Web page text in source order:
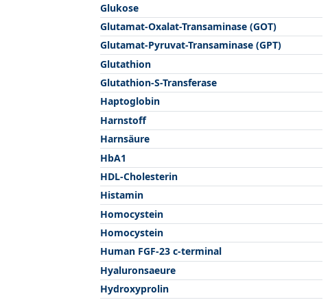
Glukose
Glutamat-Oxalat-Transaminase (GOT)
Glutamat-Pyruvat-Transaminase (GPT)
Glutathion
Glutathion-S-Transferase
Haptoglobin
Harnstoff
Harnsäure
HbA1
HDL-Cholesterin
Histamin
Homocystein
Homocystein
Human FGF-23 c-terminal
Hyaluronsaeure
Hydroxyprolin